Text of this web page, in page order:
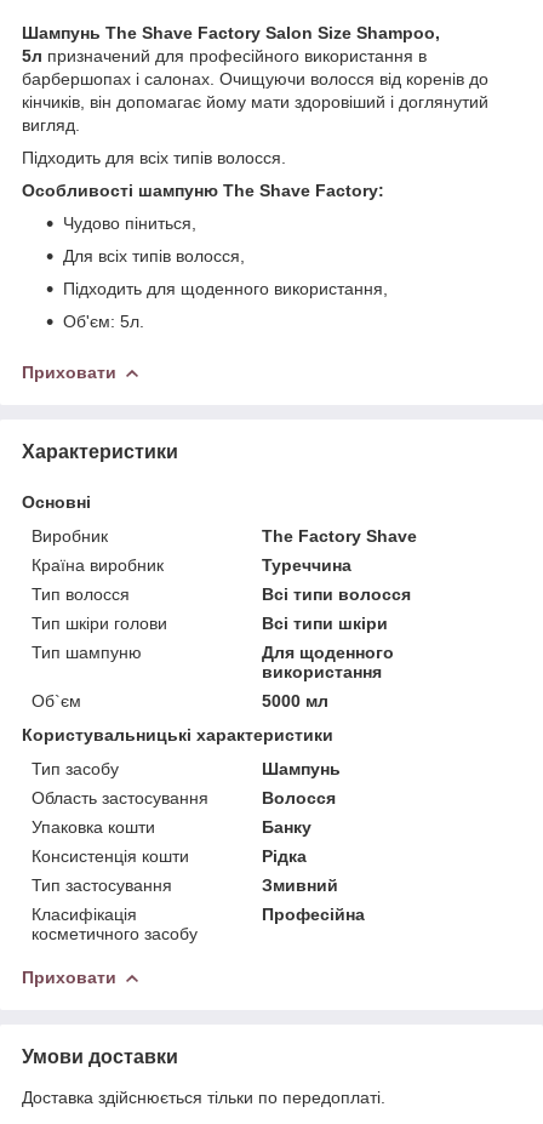
Шампунь The Shave Factory Salon Size Shampoo,
5л призначений для професійного використання в
барбершопах і салонах. Очищуючи волосся від коренів до
кінчиків, він допомагає йому мати здоровіший і доглянутий
вигляд.
Підходить для всіх типів волосся.
Особливості шампуню The Shave Factory:
Чудово піниться,
Для всіх типів волосся,
Підходить для щоденного використання,
Об'єм: 5л.
Приховати
Характеристики
Основні
Виробник
The Factory Shave
Країна виробник
Туреччина
Тип волосся
Всі типи волосся
Тип шкіри голови
Всі типи шкіри
Тип шампуню
Для щоденного
використання
Об`єм
5000 мл
Користувальницькі характеристики
Тип засобу
Шампунь
Область застосування
Волосся
Упаковка кошти
Банку
Консистенція кошти
Рідка
Тип застосування
Змивний
Класифікація
косметичного засобу
Професійна
Приховати
Умови доставки
Доставка здійснюється тільки по передоплаті.